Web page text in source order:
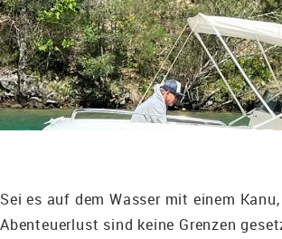
Sei es auf dem Wasser mit einem
Abenteuerlust sind keine Grenzen